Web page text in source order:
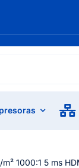
1000:1 5 ms